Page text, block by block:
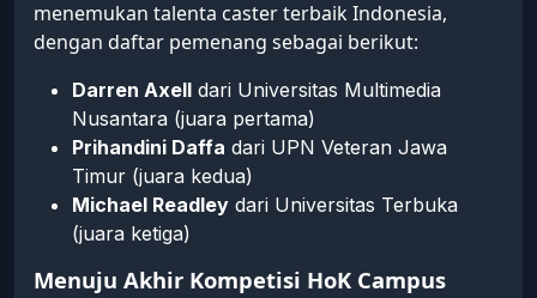
menemukan talenta caster terbaik Indonesia,
dengan daftar pemenang sebagai berikut:
Darren Axell dari Universitas Multimedia
Nusantara (juara pertama)
Prihandini Daffa dari UPN Veteran Jawa
Timur (juara kedua)
Michael Readley dari Universitas Terbuka
(juara ketiga)
Menuju Akhir Kompetisi HoK Campus